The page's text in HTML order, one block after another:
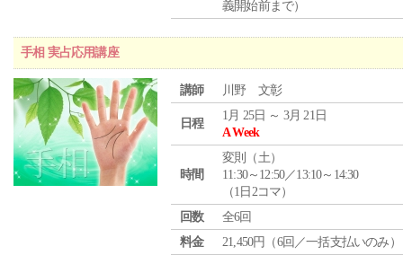
義開始前まで）
手相 実占応用講座
講師 川野 文彰
日程
1月 25日 ～ 3月 21日
A Week
時間
変則（土）
11:30～12:50／13:10～14:30
（1日2コマ）
回数
全6回
料金
21,450円（6回／一括支払いのみ）